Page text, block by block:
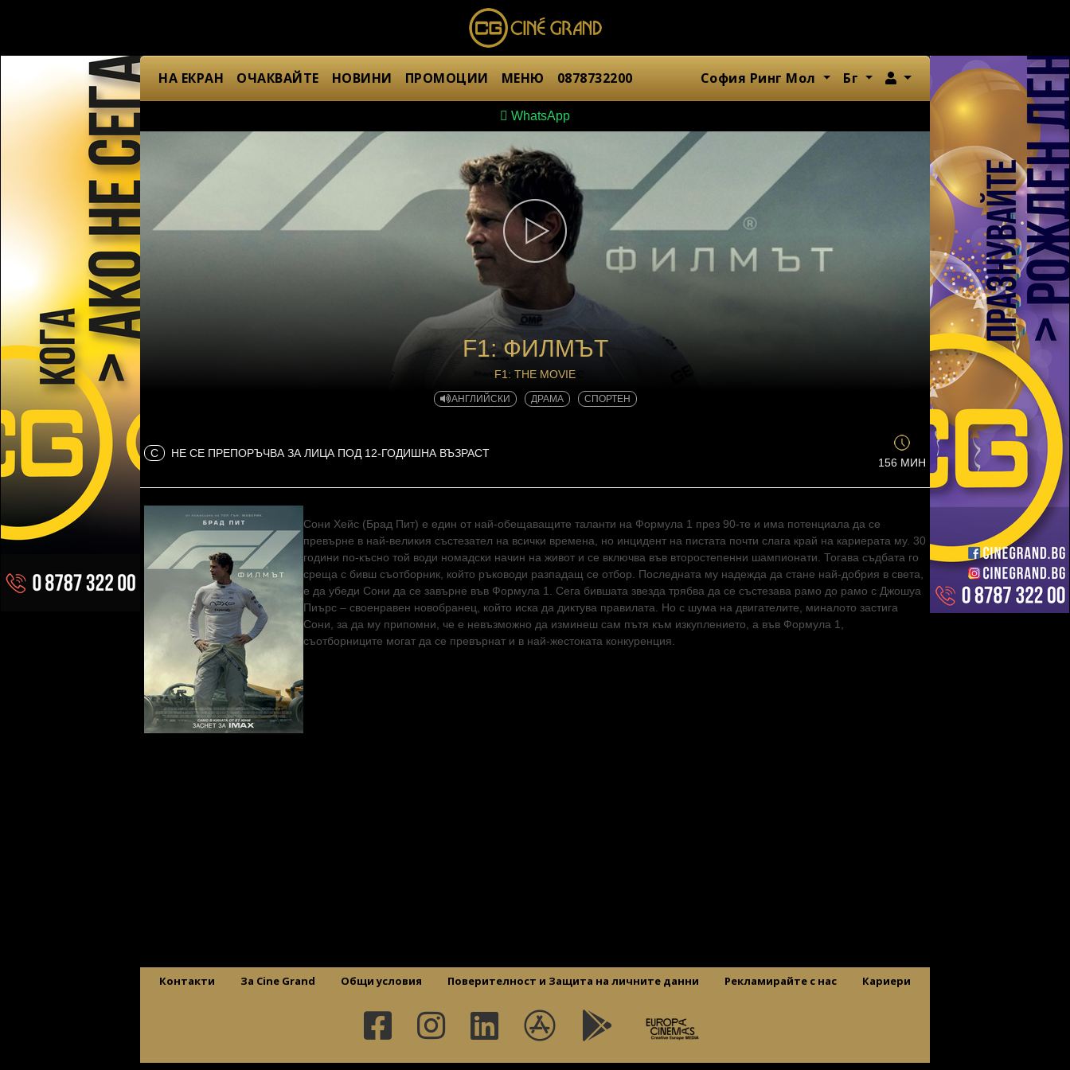
НА ЕКРАН ОЧАКВАЙТЕ НОВИНИ ПРОМОЦИИ МЕНЮ 0878732200 София Ринг Мол Бг Член
WhatsApp
F1: ФИЛМЪТ
F1: THE MOVIE
АНГЛИЙСКИ ДРАМА СПОРТЕН
C НЕ СЕ ПРЕПОРЪЧВА ЗА ЛИЦА ПОД 12-ГОДИШНА ВЪЗРАСТ
156 МИН
Сони Хейс (Брад Пит) е един от най-обещаващите таланти на Формула 1 през 90-те и има потенциала да се
превърне в най-великия състезател на всички времена, но инцидент на пистата почти слага край на кариерата му. 30
години по-късно той води номадски начин на живот и се включва във второстепенни шампионати. Тогава съдбата го
среща с бивш съотборник, който ръководи разпадащ се отбор. Последната му надежда да стане най-добрия в света,
е да убеди Сони да се завърне във Формула 1. Сега бившата звезда трябва да се състезава рамо до рамо с Джошуа
Пиърс – своенравен новобранец, който иска да диктува правилата. Но с шума на двигателите, миналото застига
Сони, за да му припомни, че е невъзможно да изминеш сам пътя към изкуплението, а във Формула 1,
съотборниците могат да се превърнат и в най-жестоката конкуренция.
Контакти За Cine Grand Общи условия Поверителност и Защита на личните данни Рекламирайте с нас Кариери